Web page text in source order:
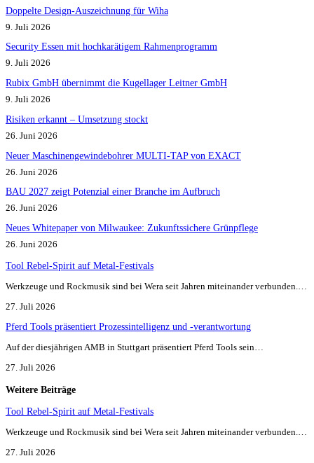
Doppelte Design-Auszeichnung für Wiha
9. Juli 2026
Security Essen mit hochkarätigem Rahmenprogramm
9. Juli 2026
Rubix GmbH übernimmt die Kugellager Leitner GmbH
9. Juli 2026
Risiken erkannt – Umsetzung stockt
26. Juni 2026
Neuer Maschinengewindebohrer MULTI-TAP von EXACT
26. Juni 2026
BAU 2027 zeigt Potenzial einer Branche im Aufbruch​
26. Juni 2026
Neues Whitepaper von Milwaukee: Zukunftssichere Grünpflege
26. Juni 2026
Tool Rebel-Spirit auf Metal-Festivals
Werkzeuge und Rockmusik sind bei Wera seit Jahren miteinander verbunden.…
27. Juli 2026
Pferd Tools präsentiert Prozessintelligenz und -verantwortung
Auf der diesjährigen AMB in Stuttgart präsentiert Pferd Tools sein…
27. Juli 2026
Weitere Beiträge
Tool Rebel-Spirit auf Metal-Festivals
Werkzeuge und Rockmusik sind bei Wera seit Jahren miteinander verbunden.…
27. Juli 2026